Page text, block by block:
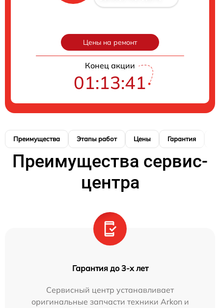
Цены на ремонт
Конец акции
01:13:40
Преимущества Этапы работ Цены Гарантия
Преимущества сервис-
центра
Гарантия до 3-х лет
Сервисный центр устанавливает
оригинальные запчасти техники Arkon и